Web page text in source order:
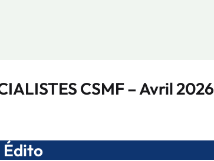
CSMF – Avril 2026
Édito